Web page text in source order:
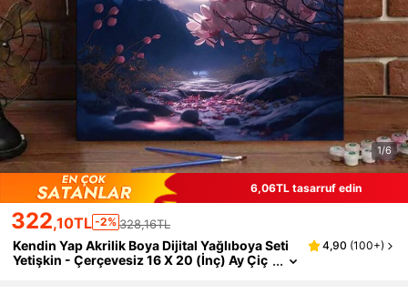
1/6
6,06TL tasarruf edin
322,10TL -2% 328,16TL
Kendin Yap Akrilik Boya Dijital Yağlıboya Seti
Yetişkin - Çerçevesiz 16 X 20 (İnç) Ay Çiç
4,90 (100+)